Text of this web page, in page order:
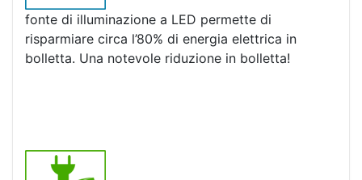
fonte di illuminazione a LED permette di
risparmiare circa l’80% di energia elettrica in
bolletta. Una notevole riduzione in bolletta!